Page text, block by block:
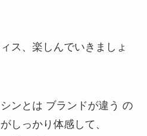
ス、楽しんでいきましょ
ンとは ブランドが違う の
しっかり体感して、